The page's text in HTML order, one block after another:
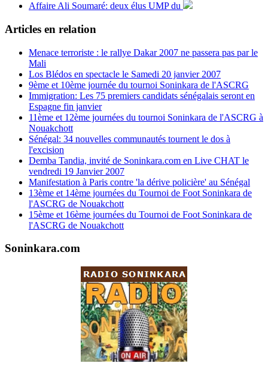
Affaire Ali Soumaré: deux élus UMP du
Articles en relation
Menace terroriste : le rallye Dakar 2007 ne passera pas par le
Mali
Los Blédos en spectacle le Samedi 20 janvier 2007
9ème et 10ème journée du tournoi Soninkara de l'ASCRG
Immigration: Les 75 premiers candidats sénégalais seront en
Espagne fin janvier
11ème et 12ème journées du tournoi Soninkara de l'ASCRG à
Nouakchott
Sénégal: 34 nouvelles communautés tournent le dos à
l'excision
Demba Tandia, invité de Soninkara.com en Live CHAT le
vendredi 19 Janvier 2007
Manifestation à Paris contre 'la dérive policière' au Sénégal
13ème et 14ème journées du Tournoi de Foot Soninkara de
l'ASCRG de Nouakchott
15ème et 16ème journées du Tournoi de Foot Soninkara de
l'ASCRG de Nouakchott
Soninkara.com